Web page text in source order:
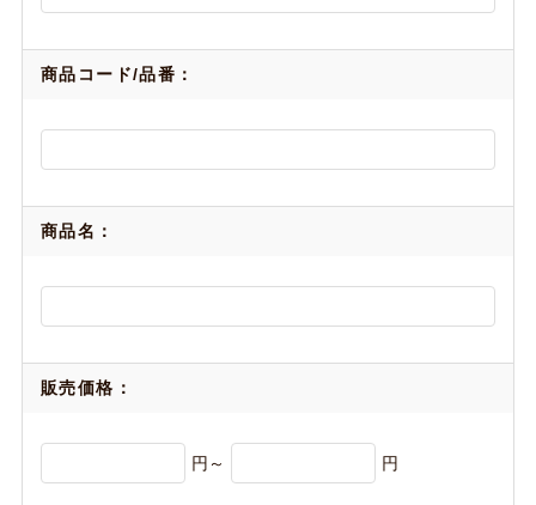
商品コード/品番：
商品名：
販売価格：
円～ 円